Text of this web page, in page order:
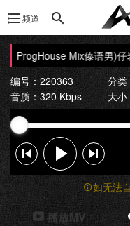
频道
ProgHouse Mix傣语男)仔
编号：220363
分类
音质：320 Kbps
大
如无法
播放MV